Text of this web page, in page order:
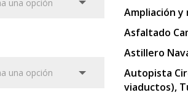
Ampliación
Asfaltado
Astillero
Autopista
viaductos),